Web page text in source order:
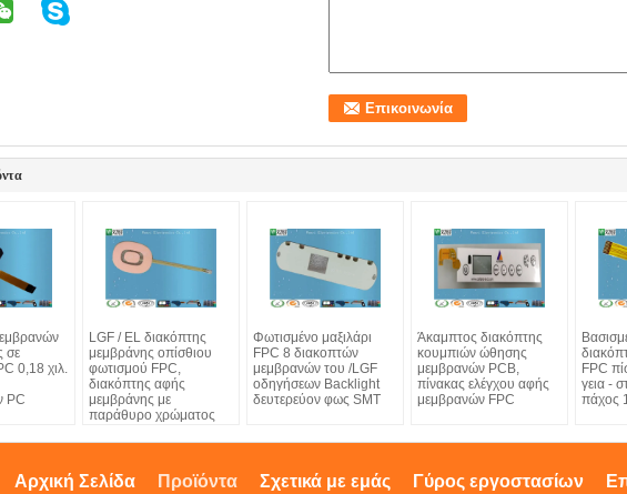
σε
0,18 χιλ.
PC
LGF / EL διακόπτης
μεμβράνης οπίσθιου
φωτισμού FPC,
διακόπτης αφής
μεμβράνης με
παράθυρο χρώματος
Φωτισμένο μαξιλάρι
FPC 8 διακοπτών
μεμβρανών του /LGF
οδηγήσεων Backlight
δευτερεύον φως SMT
Άκαμπτος διακόπτης
κουμπιών ώθησης
μεμβρανών PCB,
πίνακας ελέγχου αφής
μεμβρανών FPC
FPC
γεια -
πάχος
Γύρος εργοστασίων
Σχετικά με εμάς
Προϊόντα
Αρχική Σελίδα